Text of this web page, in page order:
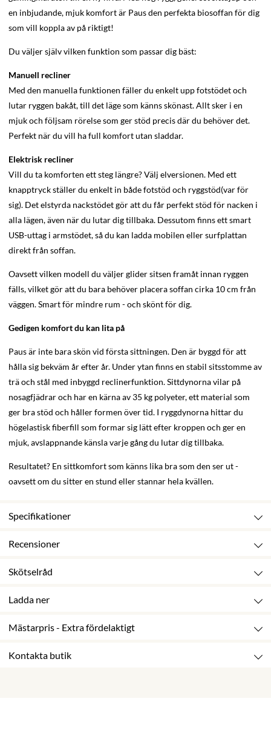
en inbjudande, mjuk komfort är Paus den perfekta biosoffan för dig
som vill koppla av på riktigt!
Du väljer själv vilken funktion som passar dig bäst:
Manuell recliner
Med den manuella funktionen fäller du enkelt upp fotstödet och
lutar ryggen bakåt, till det läge som känns skönast. Allt sker i en
mjuk och följsam rörelse som ger stöd precis där du behöver det.
Perfekt när du vill ha full komfort utan sladdar.
Elektrisk recliner
Vill du ta komforten ett steg längre? Välj elversionen. Med ett
knapptryck ställer du enkelt in både fotstöd och ryggstöd(var för
sig). Det elstyrda nackstödet gör att du får perfekt stöd för nacken i
alla lägen, även när du lutar dig tillbaka. Dessutom finns ett smart
USB-uttag i armstödet, så du kan ladda mobilen eller surfplattan
direkt från soffan.
Oavsett vilken modell du väljer glider sitsen framåt innan ryggen
fälls, vilket gör att du bara behöver placera soffan cirka 10 cm från
väggen. Smart för mindre rum - och skönt för dig.
Gedigen komfort du kan lita på
Paus är inte bara skön vid första sittningen. Den är byggd för att
hålla sig bekväm år efter år. Under ytan finns en stabil sitsstomme av
trä och stål med inbyggd reclinerfunktion. Sittdynorna vilar på
nosagfjädrar och har en kärna av 35 kg polyeter, ett material som
ger bra stöd och håller formen över tid. I ryggdynorna hittar du
högelastisk fiberfill som formar sig lätt efter kroppen och ger en
mjuk, avslappnande känsla varje gång du lutar dig tillbaka.
Resultatet? En sittkomfort som känns lika bra som den ser ut -
oavsett om du sitter en stund eller stannar hela kvällen.
Specifikationer
Recensioner
Skötselråd
Ladda ner
Mästarpris - Extra fördelaktigt
Kontakta butik